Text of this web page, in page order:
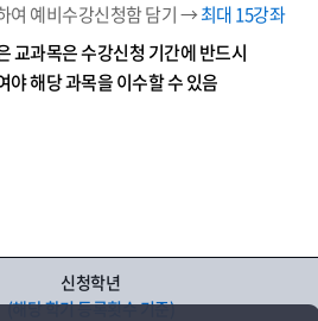
여 예비수강신청함 담기 →최대 15강좌
교과목은 수강신청 기간에 반드시
야 해당 과목을 이수할 수 있음
신청학년
(해당 학기 등록횟수 기준)